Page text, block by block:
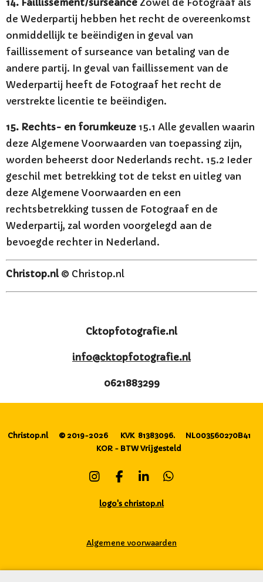
14. Faillissement/surseance Zowel de Fotograaf als
de Wederpartij hebben het recht de overeenkomst
onmiddellijk te beëindigen in geval van
faillissement of surseance van betaling van de
andere partij. In geval van faillissement van de
Wederpartij heeft de Fotograaf het recht de
verstrekte licentie te beëindigen.
15. Rechts- en forumkeuze 15.1 Alle gevallen waarin
deze Algemene Voorwaarden van toepassing zijn,
worden beheerst door Nederlands recht. 15.2 Ieder
geschil met betrekking tot de tekst en uitleg van
deze Algemene Voorwaarden en een
rechtsbetrekking tussen de Fotograaf en de
Wederpartij, zal worden voorgelegd aan de
bevoegde rechter in Nederland.
Christop.nl© Christop.nl
Cktopfotografie.nl
info@cktopfotografie.nl
0621883299
Christop.nl © 2019-2026 KVK 81383096. NL003560270B41
KOR - BTW Vrijgesteld
I
r
m
F
c
o
L
n
I
W
p
logo's christop.nl
Algemene voorwaarden